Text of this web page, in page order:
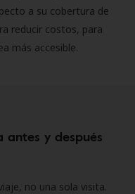
a su cobertura de
reducir costos, para
más accesible.
y después
no una sola visita.